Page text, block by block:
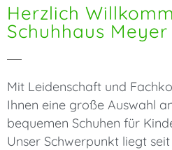
Herzlich
Schuhhaus Meyer
Mit Leidenschaft und
Ihnen eine große Auswahl
bequemen Schuhen für
Unser Schwerpunkt liegt